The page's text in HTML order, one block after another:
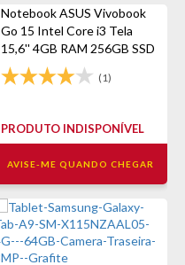
Notebook ASUS Vivobook
Go 15 Intel Core i3 Tela
15,6'' 4GB RAM 256GB SSD
Windows 11 Home
E1504GA-NJ441W - Prata
(1)
PRODUTO INDISPONÍVEL
AVISE-ME QUANDO CHEGAR